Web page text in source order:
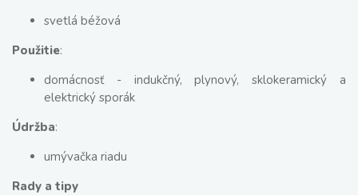
svetlá béžová
Použitie:
domácnosť - indukčný, plynový, sklokeramický a
elektrický sporák
Údržba:
umývačka riadu
Rady a tipy